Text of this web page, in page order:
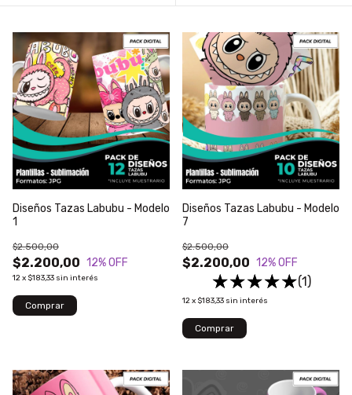
Diseños Tazas Labubu - Modelo
1
$2.200,00
$2.500,00
12% OFF
12x $183,33 sin interés
Diseños Tazas Labubu - Modelo
7
$2.200,00
$2.500,00
12% OFF
(1)
12x $183,33 sin interés